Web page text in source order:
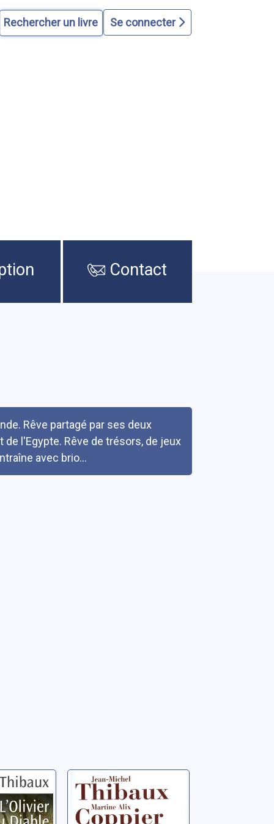
Se connecter
Contact
Rêve partagé par ses deux
l'Egypte. Rêve de trésors, de jeux
avec brio...
Michel
L'héritière de
l'abbé Saunière
Thibaux, Jean-Michel